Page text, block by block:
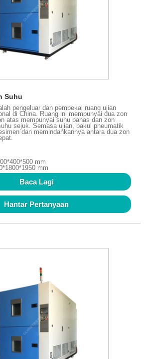
Suhu
pengeluar dan pembekal ruang ujian
di China. Ruang ini mempunyai dua zon
atas mempunyai suhu panas dan zon
sejuk. Semasa ujian, bakul pneumatik
dan memindahkannya antara dua zon
mm
mm
Baca Lagi
Hantar Pertanyaan